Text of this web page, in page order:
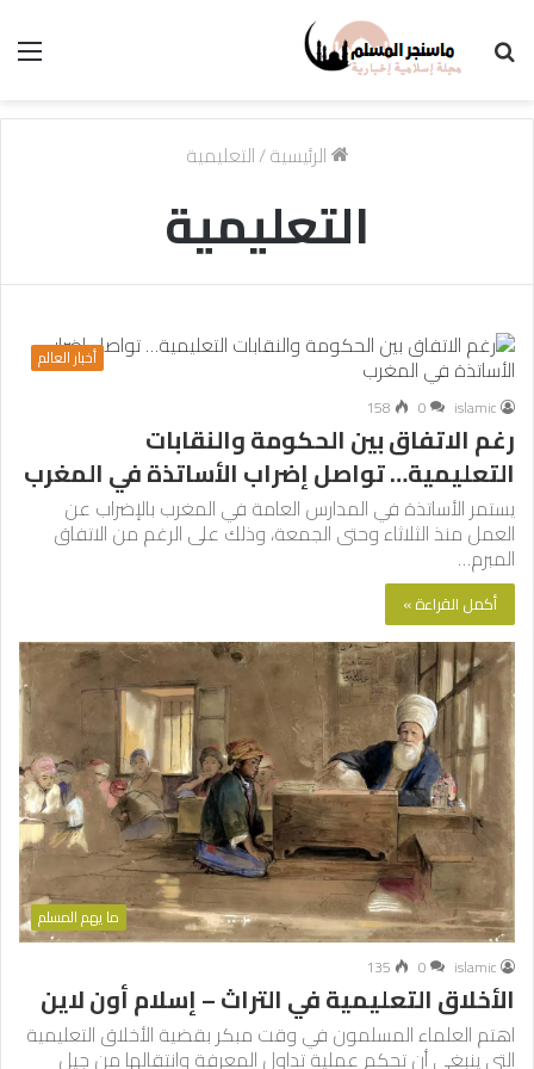
الرئيسية/التعليمية
التعليمية
أخبار العالم
islamic
0
158
رغم الاتفاق بين الحكومة والنقابات
التعليمية… تواصل إضراب الأساتذة في المغرب
يستمر الأساتذة في المدارس العامة في المغرب بالإضراب عن
العمل منذ الثلاثاء وحتى الجمعة، وذلك على الرغم من الاتفاق
المبرم…
أكمل القراءة »
ما يهم المسلم
islamic
0
135
الأخلاق التعليمية في التراث – إسلام أون لاين
اهتم العلماء المسلمون في وقت مبكر بقضية الأخلاق التعليمية
التي ينبغي أن تحكم عملية تداول المعرفة وانتقالها من جيل